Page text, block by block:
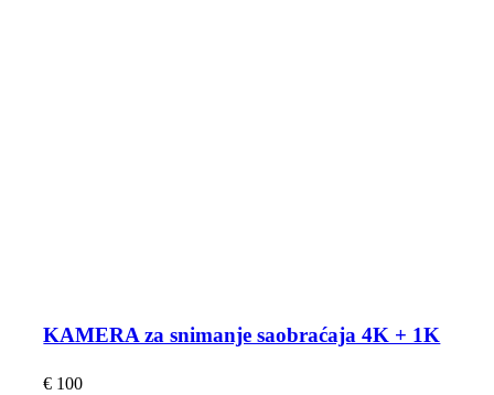
KAMERA za snimanje saobraćaja 4K + 1K
€ 100